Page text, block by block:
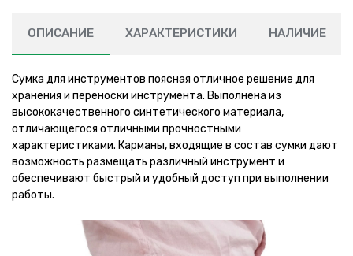
ОПИСАНИЕ ХАРАКТЕРИСТИКИ НАЛИЧИЕ
Сумка для инструментов поясная отличное решение для
хранения и переноски инструмента. Выполнена из
высококачественного синтетического материала,
отличающегося отличными прочностными
характеристиками. Карманы, входящие в состав сумки дают
возможность размещать различный инструмент и
обеспечивают быстрый и удобный доступ при выполнении
работы.